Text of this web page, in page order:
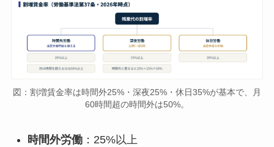
図：割増賃金率は時間外25%・深夜25%・休日35%が基本で、月
60時間超の時間外は50%。
時間外労働：25%以上